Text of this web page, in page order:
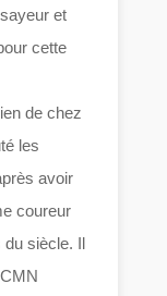
et
cette
de chez
les
avoir
coureur
du siècle. Il